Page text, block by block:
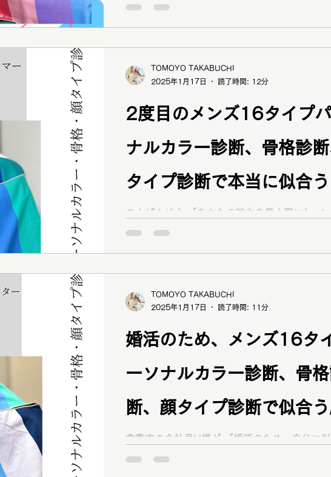
診断が受けられ
断】
カラー診断、12分類骨格診断、顔タイプ診断
2度目のメンズ16タイプ
ナルカラー診断、骨格診
タイプ診断で本当に似合う
が知れた！【倉敷市20代
ア】
こんばんは！ 「あなたの魅力を最大限に」 イ
ピス認定16タイプ・パーソナルカラーアナリ
ナルカラーアナリスト ファッションカラー４
PLUS技能士（12分類） パーソナルスタイリ
プアドバイザー1級 顔タイプ似合うメイクアド
（基礎コース・アドバンスコース共に終了）
ンズアドバイザー の資格保有、アパレル経験
ります！ 倉敷市の20代男性でアパレルの販売
確信を持ちたい」 倉敷市の20代男性で銀行員
合う服が知りたい」 と16タイプパーソナルカ
骨格診断、メンズ顔タイプ診断・ベストカラー
依頼くださいました！ ブログ掲載もご快諾あ
TOMOYO TAKABUCHI
2025年1月17日
読了時間: 12分
婚活のため、メンズ16タ
ーソナルカラー診断、骨
断、顔タイプ診断で似合
知りたい【岡山市30代男
倉敷市の会社員H様が 「婚活のため、自分に似合う服を
TOMOYO TAKABUCHI
2025年1月17日
読了時間: 11分